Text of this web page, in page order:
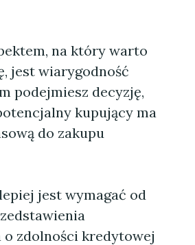
na który warto
jest wiarygodność
podejmiesz decyzję,
kupujący ma
do zakupu
jest wymagać od
o zdolności kredytowej